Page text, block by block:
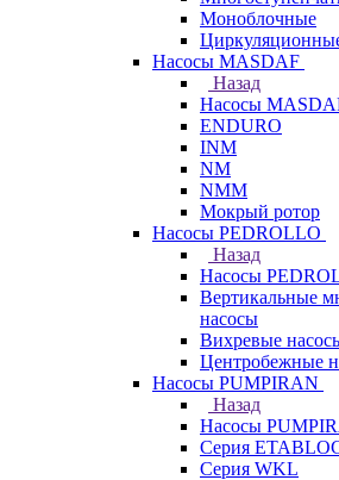
Моноблочные
Насосы MASDAF
Назад
Насосы
ENDURO
INM
NM
NMM
Мокрый ротор
Насосы PEDROLLO
Назад
Насосы
Вертикальные
насосы
Вихревые
Центробежные
Насосы PUMPIRAN
Назад
Насосы
Серия
Серия WKL